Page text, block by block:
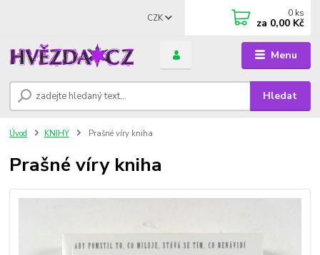
Menu
CZK
Hledat
0 ks
za 0,00 Kč
Úvod KNIHY Prašné víry kniha
Prašné víry kniha